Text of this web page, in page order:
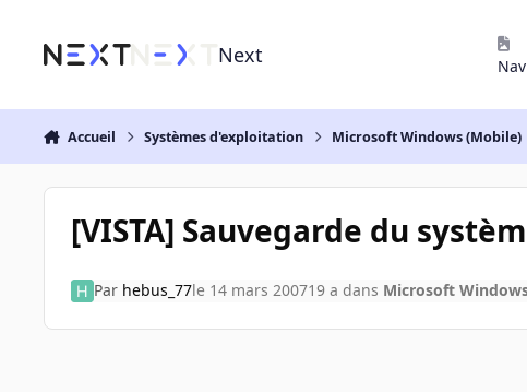
Next
Accueil Systèmes d'exploitation Microsoft Windows (Mobile)
[VISTA] Sauvegarde du
Par hebus_77le 14 mars 200719 a dans Microsoft